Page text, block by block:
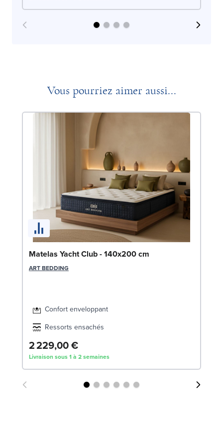
Vous pourriez aimer aussi...
Matelas Yacht Club - 140x200 cm
ART BEDDING
Confort enveloppant
Ressorts ensachés
2 229,00 €
Livraison sous 1 à 2 semaines